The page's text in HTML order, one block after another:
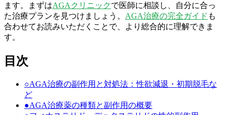
ます。まずはAGAクリニックで医師に相談し、自分に合っ
た治療プランを見つけましょう。 AGA治療の完全ガイド も
合わせてお読みいただくことで、より総合的に理解できま
す。
目次
○AGA治療の副作用と対処法：性欲減退・初期脱毛な
ど
●AGA治療薬の種類と副作用の概要